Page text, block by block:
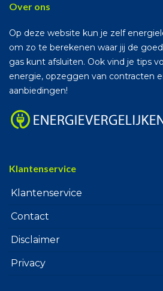
Over ons
Op deze website kun je zelf
om zo te berekenen waar jij de
gas kunt afsluiten. Ook vind je tips
energie, opzeggen van contracten
aanbiedingen!
Klantenservice
Klantenservice
Contact
Disclaimer
Privacy